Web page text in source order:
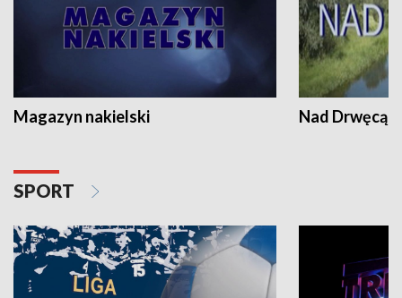
Magazyn nakielski Nad Drwęcą
SPORT